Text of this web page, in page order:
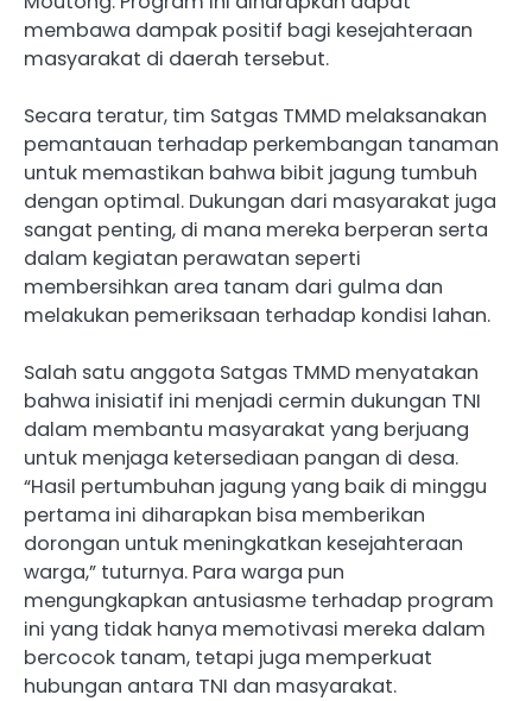
membawa dampak positif bagi kesejahteraan
masyarakat di daerah tersebut.
Secara teratur, tim Satgas TMMD melaksanakan
pemantauan terhadap perkembangan tanaman
untuk memastikan bahwa bibit jagung tumbuh
dengan optimal. Dukungan dari masyarakat juga
sangat penting, di mana mereka berperan serta
dalam kegiatan perawatan seperti
membersihkan area tanam dari gulma dan
melakukan pemeriksaan terhadap kondisi lahan.
Salah satu anggota Satgas TMMD menyatakan
bahwa inisiatif ini menjadi cermin dukungan TNI
dalam membantu masyarakat yang berjuang
untuk menjaga ketersediaan pangan di desa.
“Hasil pertumbuhan jagung yang baik di minggu
pertama ini diharapkan bisa memberikan
dorongan untuk meningkatkan kesejahteraan
warga,” tuturnya. Para warga pun
mengungkapkan antusiasme terhadap program
ini yang tidak hanya memotivasi mereka dalam
bercocok tanam, tetapi juga memperkuat
hubungan antara TNI dan masyarakat.